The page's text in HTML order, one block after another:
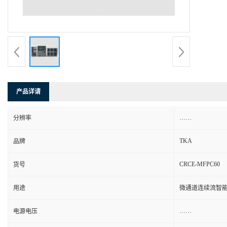
产品详请
分辨率 ……
品牌 TKA
货号 CRCE-MFPC60
用途 微通道连续流智
电源电压 ……